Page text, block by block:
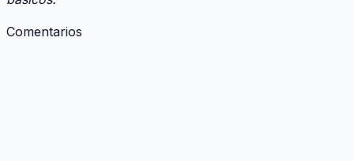
Comentarios